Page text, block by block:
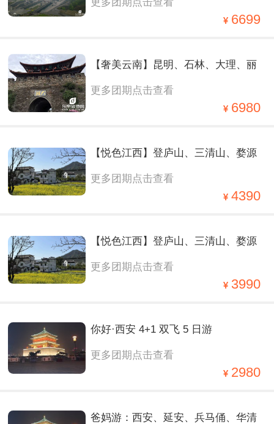
列—重庆、丰都鬼城、长江三峡（下
6699
【奢美云南】昆明、石林、大理、丽
江、西双版纳3飞 1 动 8 日
更多团期点击查看
6980
【悦色江西】登庐山、三清山、婺源
篁岭、观仙侠望仙谷夜景、赏演出遇
更多团期点击查看
4390
【悦色江西】登庐山、三清山、婺源
篁岭、观仙侠望仙谷夜景、赏演出遇
更多团期点击查看
3990
你好·西安 4+1 双飞 5 日游
更多团期点击查看
2980
爸妈游：西安、延安、兵马俑、华清